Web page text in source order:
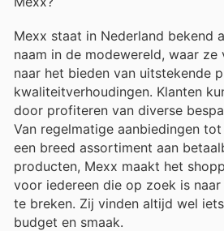
Mexx staat in Nederland bekend
naam in de modewereld, waar
naar het bieden van uitstekende
kwaliteitverhoudingen. Klanten
door profiteren van diverse
Van regelmatige aanbiedingen
een breed assortiment aan
producten, Mexx maakt het
voor iedereen die op zoek is
te breken. Zij vinden altijd wel
budget en smaak.